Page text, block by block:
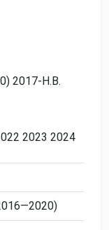
2017-Н.В.
2023 2024